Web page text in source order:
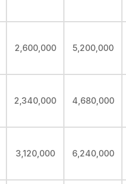
2,600,000 5,200,000
2,340,000 4,680,000
3,120,000 6,240,000